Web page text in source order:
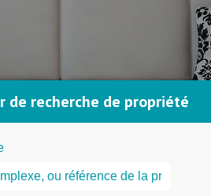
de recherche de propriété